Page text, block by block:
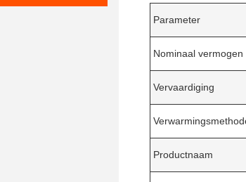
Parameter
Nominaal vermogen
Vervaardiging
Productnaam